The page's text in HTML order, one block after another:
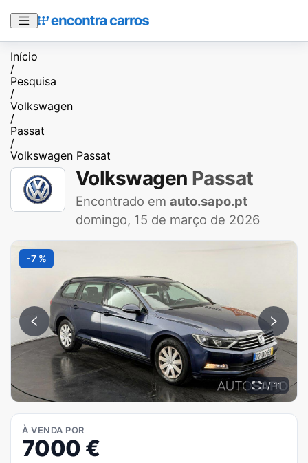
Início
/
Pesquisa
/
Volkswagen
/
Passat
/
Volkswagen Passat
Volkswagen Passat
Encontrado em auto.sapo.pt
domingo, 15 de março de 2026
-7 %
1 / 11
À VENDA POR
7000 €